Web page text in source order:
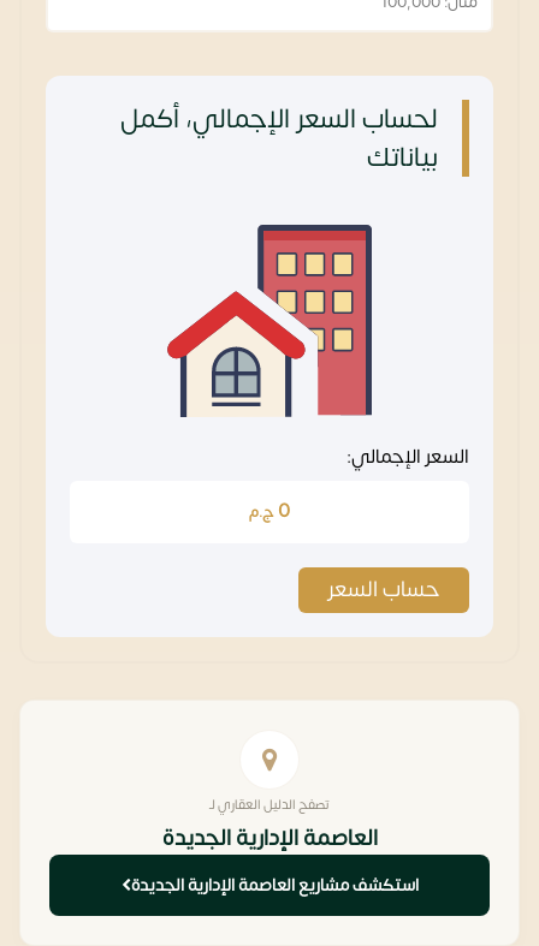
لحساب السعر الإجمالي، أكمل
بياناتك
السعر الإجمالي:
0 ج.م
حساب السعر
تصفح الدليل العقاري لـ
العاصمة الإدارية الجديدة
استكشف مشاريع العاصمة الإدارية الجديدة